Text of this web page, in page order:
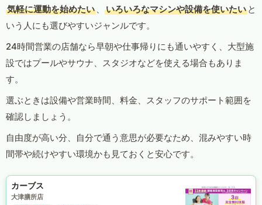
気軽に運動を始めたい 、 いろいろなマシンや設備を使いたい と
いう人にも選びやすいジャンルです。
24時間営業の店舗なら早朝や仕事帰りにも通いやすく、大型施
設ではプールやサウナ、スタジオなどを使える場合もありま
す。
選ぶときは設備や営業時間、料金、スタッフのサポート範囲を
確認しましょう。
自由度が高い分、自分で通う意思が必要なため、混みやすい時
間帯や続けやすい環境かも見ておくと安心です。
カーブス
大津膳所店